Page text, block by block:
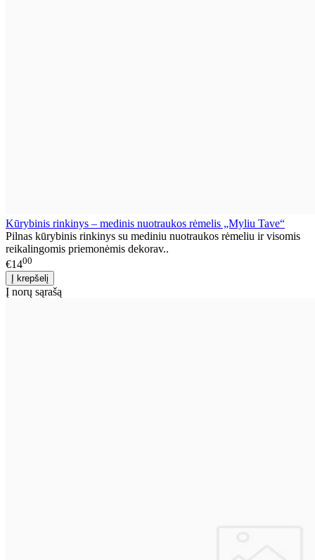
Kūrybinis rinkinys – medinis nuotraukos rėmelis „Myliu Tave“
Pilnas kūrybinis rinkinys su mediniu nuotraukos rėmeliu ir visomis
reikalingomis priemonėmis dekorav..
€1400
Į norų sąrašą